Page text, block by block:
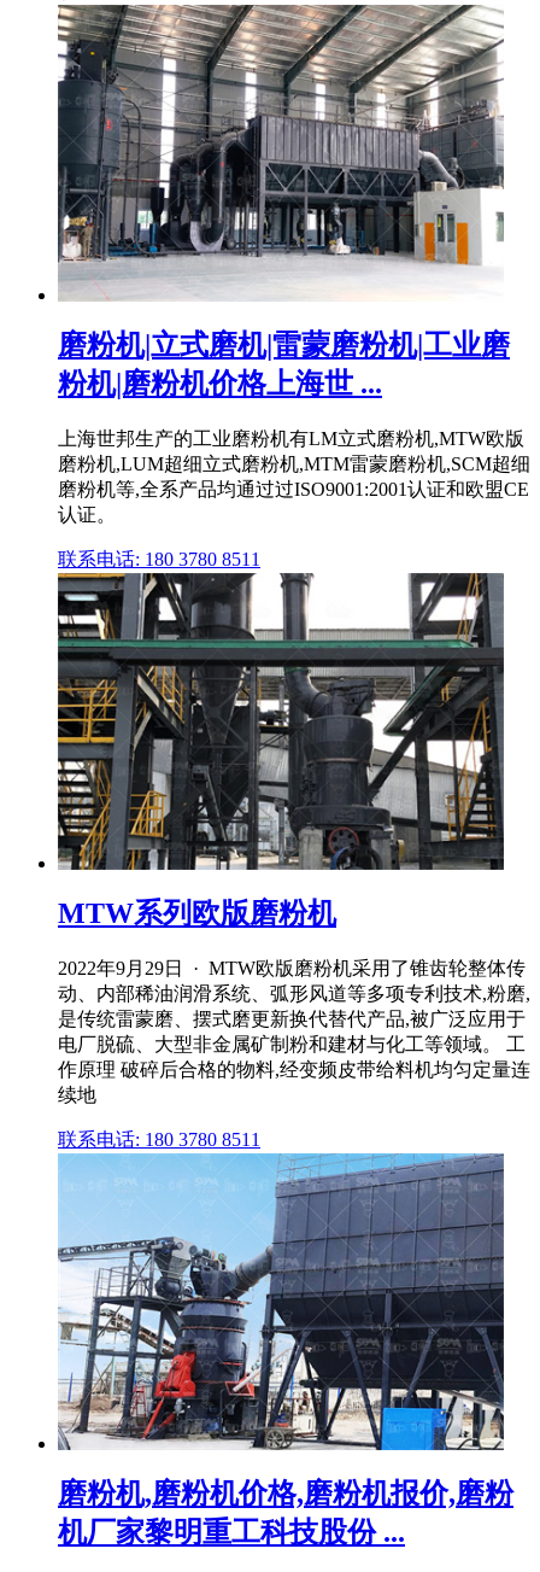
磨粉机|立式磨机|雷蒙磨粉机|工业磨
粉机|磨粉机价格上海世 ...
上海世邦生产的工业磨粉机有LM立式磨粉机,MTW欧版
磨粉机,LUM超细立式磨粉机,MTM雷蒙磨粉机,SCM超细
磨粉机等,全系产品均通过过ISO9001:2001认证和欧盟CE
认证。
联系电话: 180 3780 8511
MTW系列欧版磨粉机
2022年9月29日 · MTW欧版磨粉机采用了锥齿轮整体传
动、内部稀油润滑系统、弧形风道等多项专利技术,粉磨,
是传统雷蒙磨、摆式磨更新换代替代产品,被广泛应用于
电厂脱硫、大型非金属矿制粉和建材与化工等领域。 工
作原理 破碎后合格的物料,经变频皮带给料机均匀定量连
续地
联系电话: 180 3780 8511
磨粉机,磨粉机价格,磨粉机报价,磨粉
机厂家黎明重工科技股份 ...